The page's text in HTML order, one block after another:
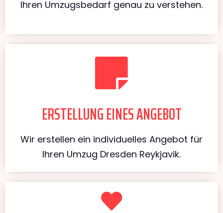
Ihren Umzugsbedarf genau zu verstehen.
ERSTELLUNG EINES ANGEBOT
Wir erstellen ein individuelles Angebot für
Ihren Umzug Dresden Reykjavik.